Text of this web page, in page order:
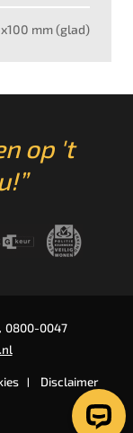
mm (glad)
op 't
0800-0047
Disclaimer